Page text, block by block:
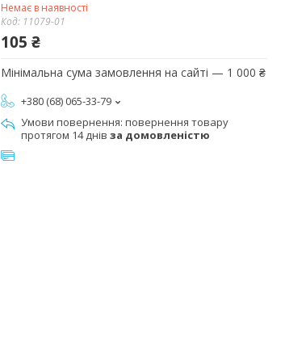
Немає в наявності
Код: 11079-01
105 ₴
Мінімальна сума замовлення на сайті — 1 000 ₴
+380 (68) 065-33-79
повернення товару
протягом 14 днів за домовленістю